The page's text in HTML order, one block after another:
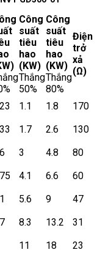
Công
suất
tiêu
hao
(KW)
Công
suất
tiêu
hao
(KW)
Điện
trở
xả
(Ω)
Thắng
50%
Thắng
80%
1.1 1.8
170
1.7 2.6
130
3 4.8
80
4.1 6.6
60
5.6 9
47
8.3 13.2
31
11 18
23